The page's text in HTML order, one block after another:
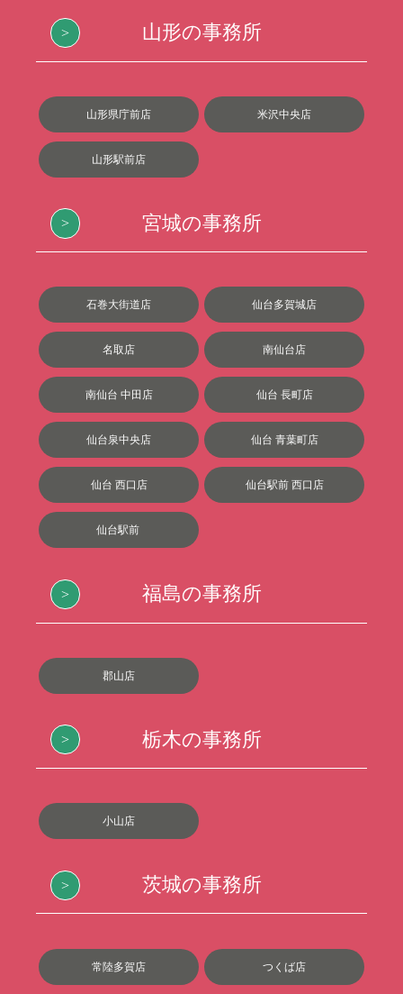
山形の事務所
山形県庁前店 米沢中央店
山形駅前店
宮城の事務所
石巻大街道店 仙台多賀城店
名取店 南仙台店
南仙台 中田店 仙台 長町店
仙台泉中央店 仙台 青葉町店
仙台 西口店 仙台駅前 西口店
仙台駅前
福島の事務所
郡山店
栃木の事務所
小山店
茨城の事務所
常陸多賀店 つくば店